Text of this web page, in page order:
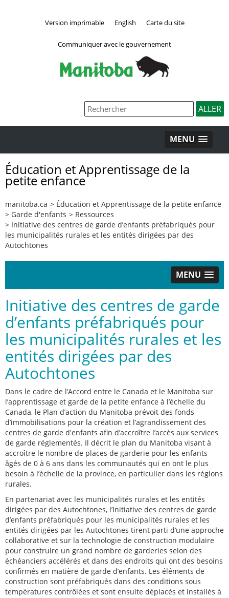
Version imprimable English Carte du site
Communiquer avec le gouvernement
MENU
Éducation et Apprentissage de la
petite enfance
manitoba.ca > Éducation et Apprentissage de la petite enfance
> Garde d'enfants > Ressources
> Initiative des centres de garde d’enfants préfabriqués pour
les municipalités rurales et les entités dirigées par des
Autochtones
MENU
Initiative des centres de garde
d’enfants préfabriqués pour
les municipalités rurales et les
entités dirigées par des
Autochtones
Dans le cadre de l’Accord entre le Canada et le Manitoba sur
l’apprentissage et garde de la petite enfance à l’échelle du
Canada, le Plan d’action du Manitoba prévoit des fonds
d’immobilisations pour la création et l’agrandissement des
centres de garde d'enfants afin d’accroître l’accès aux services
de garde réglementés. Il décrit le plan du Manitoba visant à
accroître le nombre de places de garderie pour les enfants
âgés de 0 à 6 ans dans les communautés qui en ont le plus
besoin à l’échelle de la province, en particulier dans les régions
rurales.
En partenariat avec les municipalités rurales et les entités
dirigées par des Autochtones, l’Initiative des centres de garde
d’enfants préfabriqués pour les municipalités rurales et les
entités dirigées par les Autochtones tirent parti d’une approche
collaborative et sur la technologie de construction modulaire
pour construire un grand nombre de garderies selon des
échéanciers accélérés et dans des endroits qui ont des besoins
confirmés en matière de garde d’enfants. Les éléments de
construction sont préfabriqués dans des conditions sous
températures contrôlées et sont ensuite déplacés et installés à